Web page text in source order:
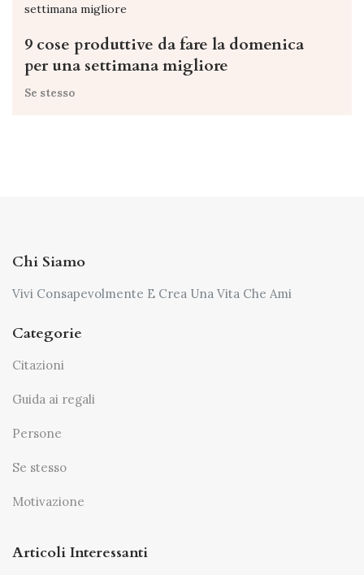
9 cose produttive da fare la domenica
per una settimana migliore
Se stesso
Chi Siamo
Vivi Consapevolmente E Crea Una Vita Che Ami
Categorie
Citazioni
Guida ai regali
Persone
Se stesso
Motivazione
Articoli Interessanti